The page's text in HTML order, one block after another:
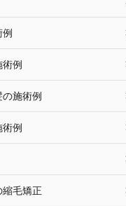
例
術例
施術例
術例
毛矯正